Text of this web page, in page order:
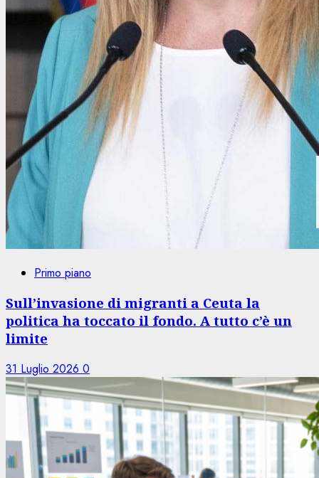
Primo piano
Sull’invasione di migranti a Ceuta la
politica ha toccato il fondo. A tutto c’è un
limite
31 Luglio 2026 0